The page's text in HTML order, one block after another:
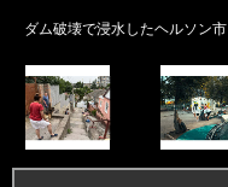
ダム破壊で浸水したヘルソン市